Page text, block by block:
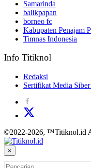
Samarinda
balikpapan
borneo fc
Kabupaten Penajam
Timnas Indonesia
Info Titiknol
Redaksi
Sertifikat Media
©2022-2026, ™Titiknol.id
×